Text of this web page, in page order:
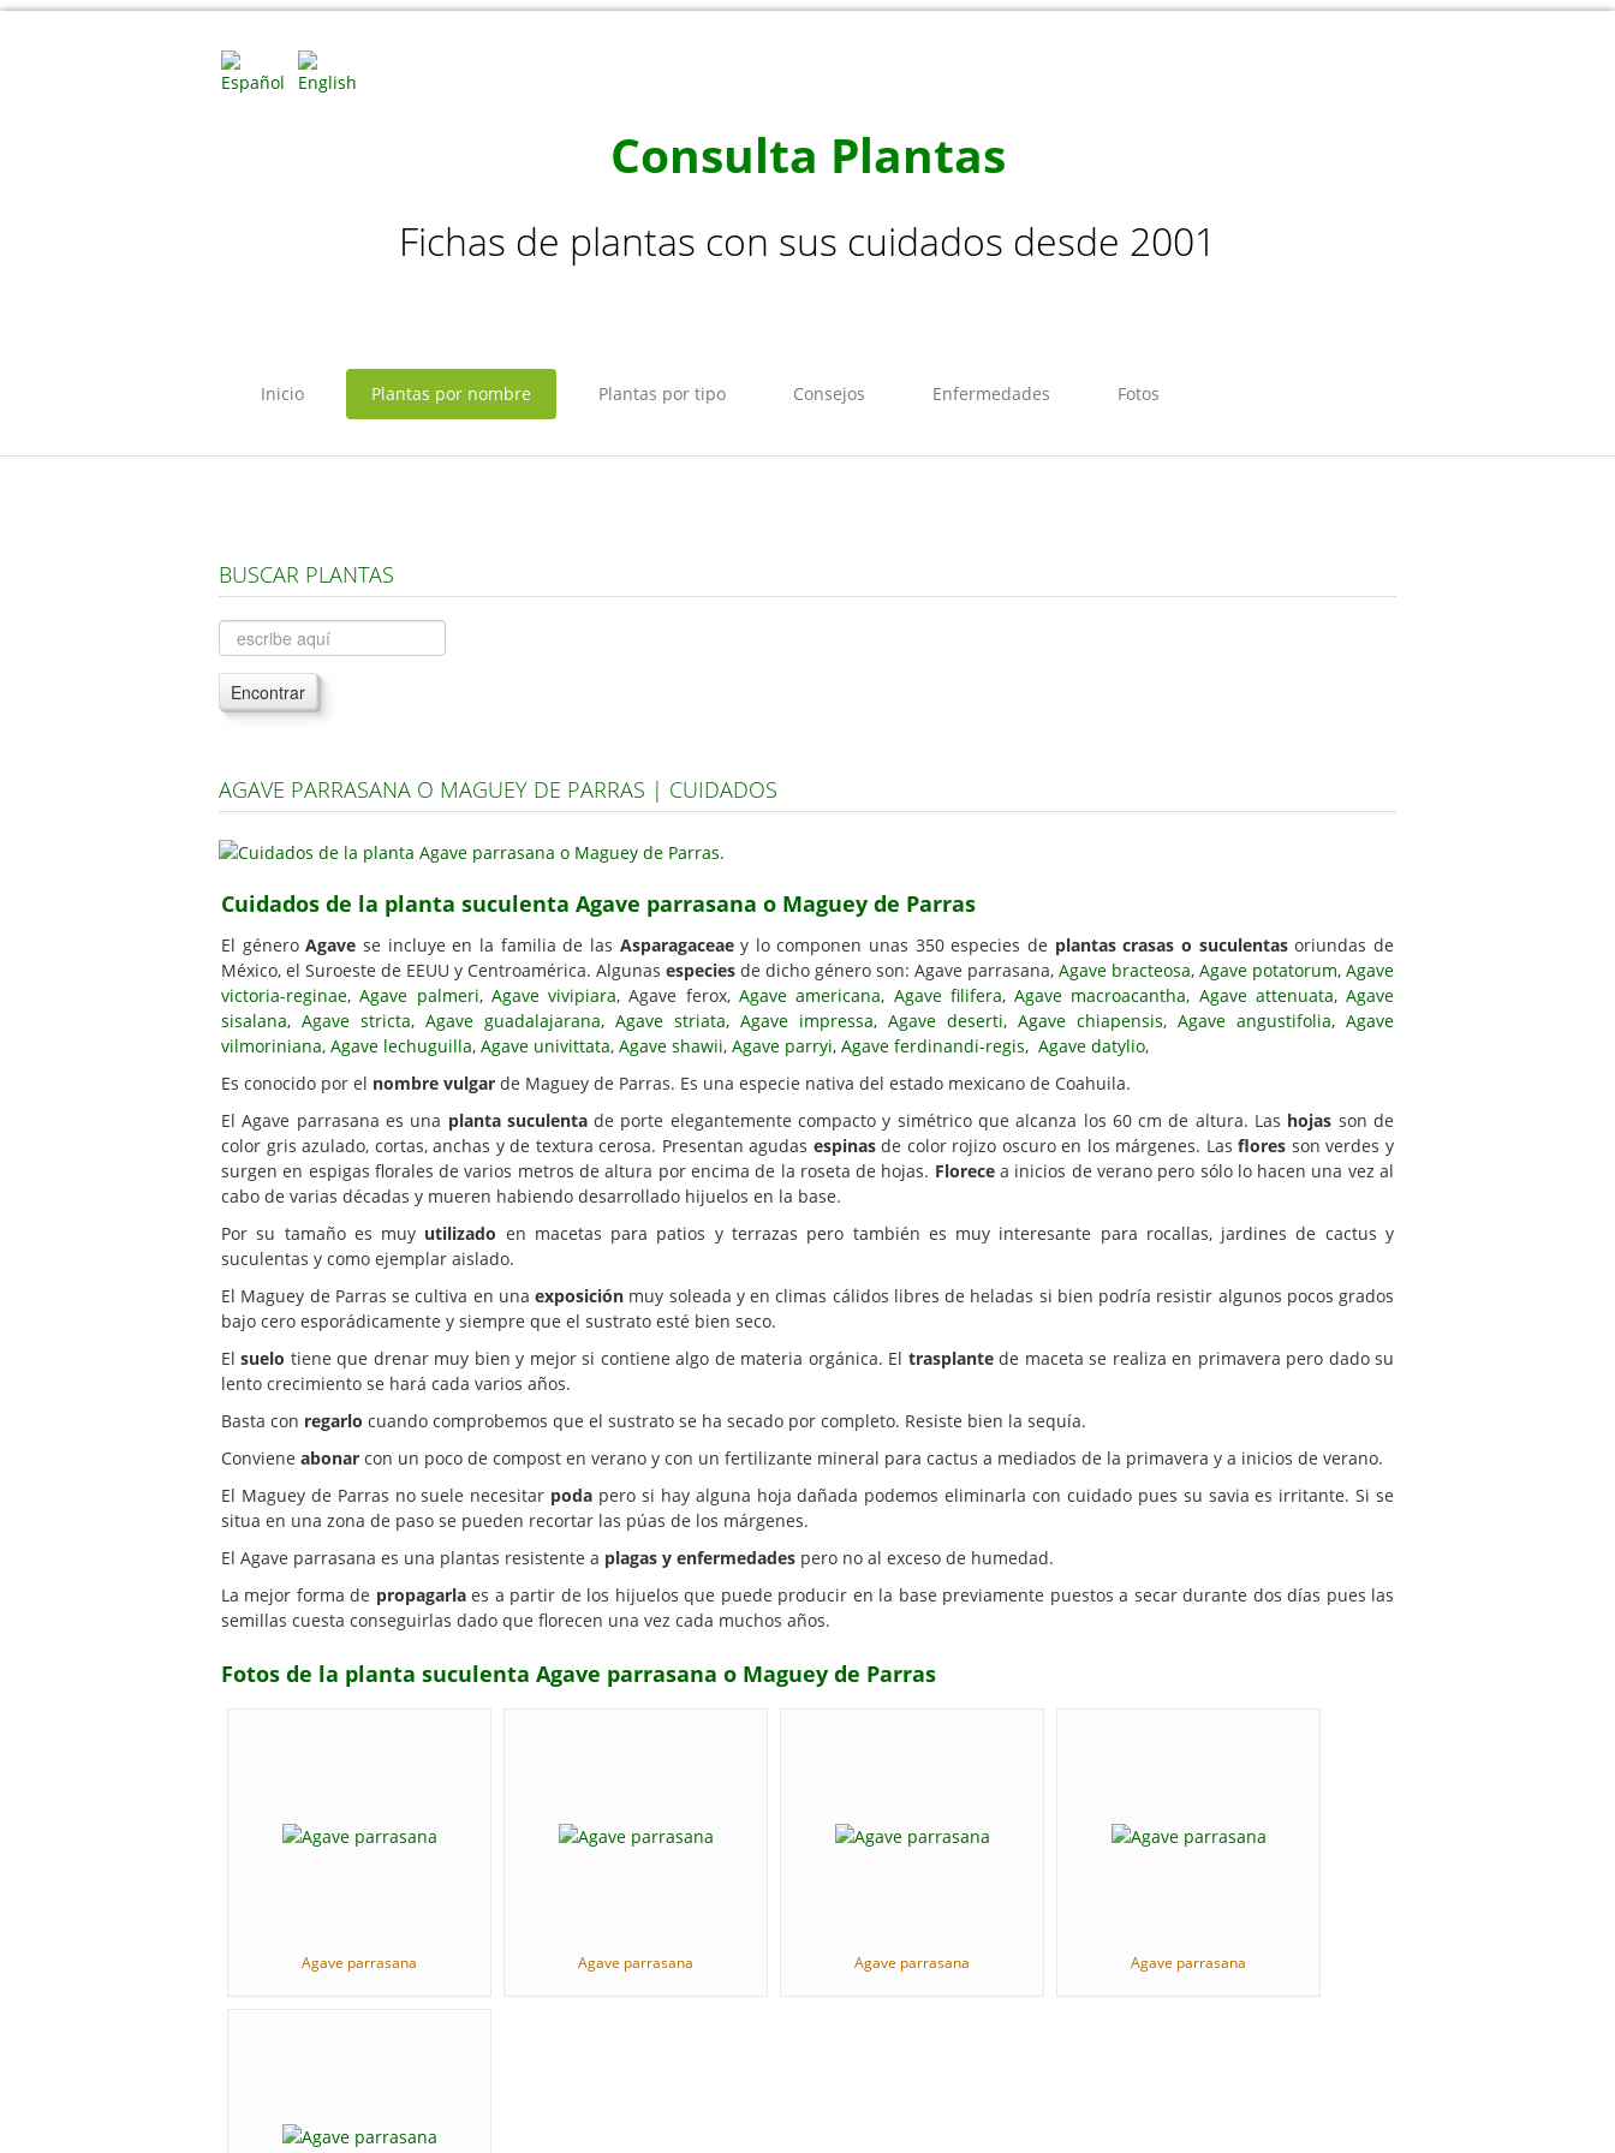
Consulta Plantas
Fichas de plantas con sus cuidados desde 2001
Inicio Plantas por nombre Plantas por tipo Consejos Enfermedades Fotos
BUSCAR PLANTAS
Encontrar
AGAVE PARRASANA O MAGUEY DE PARRAS | CUIDADOS
Cuidados de la planta suculenta Agave parrasana o Maguey de Parras
El géneroAgave se incluye en la familia de las Asparagaceaey lo componen unas 350 especies de plantas crasas o suculentasoriundas de
México, el Suroeste de EEUU y Centroamérica. Algunas especies de dicho género son: Agave parrasana, Agave bracteosa, Agave potatorum, Agave
victoria-reginae,Agave palmeri, Agave vivipiara, Agave ferox, Agave americana, Agave filifera,Agave macroacantha, Agave attenuata,Agave
sisalana, Agave stricta, Agave guadalajarana, Agave striata, Agave impressa, Agave deserti, Agave chiapensis, Agave angustifolia, Agave
vilmoriniana, Agave lechuguilla, Agave univittata, Agave shawii, Agave parryi, Agave ferdinandi-regis, Agave datylio,
Es conocido por el nombre vulgar de Maguey de Parras. Es una especie nativa del estado mexicano de Coahuila.
El Agave parrasana es una planta suculentade porte elegantemente compacto y simétrico que alcanza los 60 cm de altura. Las hojas son de
color gris azulado, cortas, anchas y de textura cerosa. Presentan agudas espinasde color rojizo oscuro en los márgenes. Lasflores son verdes y
surgen en espigas florales de varios metros de altura por encima de la roseta de hojas. Florecea inicios de verano pero sólo lo hacen una vez al
cabo de varias décadas y mueren habiendo desarrollado hijuelos en la base.
Por su tamaño es muy utilizado en macetas para patios y terrazas pero también es muy interesante para rocallas, jardines de cactus y
suculentas y como ejemplar aislado.
El Maguey de Parras se cultiva en una exposición muy soleada y en climas cálidos libres de heladas si bien podría resistir algunos pocos grados
bajo cero esporádicamente y siempre que el sustrato esté bien seco.
Elsuelo tiene que drenar muy bien y mejor si contiene algo de materia orgánica. El trasplantede maceta se realiza en primavera pero dado su
lento crecimiento se hará cada varios años.
Basta con regarlo cuando comprobemos que el sustrato se ha secado por completo. Resiste bien la sequía.
Conviene abonar con un poco de compost en verano y con un fertilizante mineral para cactus a mediados de la primavera y a inicios de verano.
El Maguey de Parras no suele necesitar poda pero si hay alguna hoja dañada podemos eliminarla con cuidado pues su savia es irritante. Si se
situa en una zona de paso se pueden recortar las púas de los márgenes.
El Agave parrasana es una plantas resistente a plagas y enfermedades pero no al exceso de humedad.
La mejor forma de propagarlaes a partir de los hijuelos que puede producir en la base previamente puestos a secar durante dos días pues las
semillas cuesta conseguirlas dado que florecen una vez cada muchos años.
Fotos de la planta suculenta Agave parrasana o Maguey de Parras
Agave parrasana Agave parrasana Agave parrasana Agave parrasana